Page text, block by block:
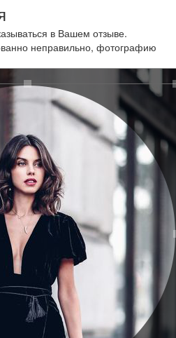
в Вашем отзыве.
неправильно, фотографию